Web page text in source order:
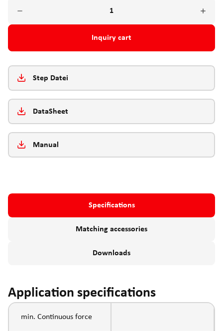
Inquiry cart
Step Datei
DataSheet
Manual
Specifications
Matching accessories
Downloads
Application specifications
min. Continuous force